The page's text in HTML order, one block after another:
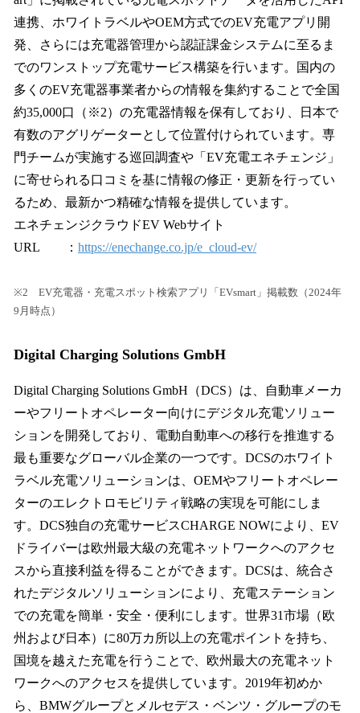
連携、ホワイトラベルやOEM方式でのEV充電アプリ開
発、さらには充電器管理から認証課金システムに至るま
でのワンストップ充電サービス構築を行います。国内の
多くのEV充電器事業者からの情報を集約することで全国
約35,000口（※2）の充電器情報を保有しており、日本で
有数のアグリゲーターとして位置付けられています。専
門チームが実施する巡回調査や「EV充電エネチェンジ」
に寄せられる口コミを基に情報の修正・更新を行ってい
るため、最新かつ精確な情報を提供しています。
エネチェンジクラウドEV Webサイト
URL ： https://enechange.co.jp/e_cloud-ev/
※2 EV充電器・充電スポット検索アプリ「EVsmart」掲載数（2024年
9月時点）
Digital Charging Solutions GmbH
Digital Charging Solutions GmbH（DCS）は、自動車メーカ
ーやフリートオペレーター向けにデジタル充電ソリュー
ションを開発しており、電動自動車への移行を推進する
最も重要なグローバル企業の一つです。DCSのホワイト
ラベル充電ソリューションは、OEMやフリートオペレー
ターのエレクトロモビリティ戦略の実現を可能にしま
す。DCS独自の充電サービスCHARGE NOWにより、EV
ドライバーは欧州最大級の充電ネットワークへのアクセ
スから直接利益を得ることができます。DCSは、統合さ
れたデジタルソリューションにより、充電ステーション
での充電を簡単・安全・便利にします。世界31市場（欧
州および日本）に80万カ所以上の充電ポイントを持ち、
国境を越えた充電を行うことで、欧州最大の充電ネット
ワークへのアクセスを提供しています。2019年初めか
ら、BMWグループとメルセデス・ベンツ・グループのモ